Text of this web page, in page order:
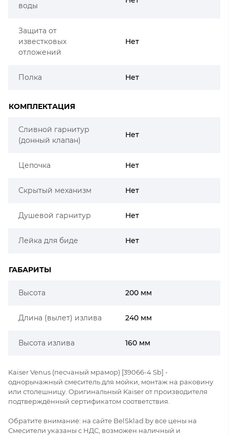
воды
Защита от
известковых
отложений
Нет
Полка Нет
КОМПЛЕКТАЦИЯ
Сливной гарнитур
(донный клапан)
Нет
Цепочка Нет
Скрытый механизм Нет
Душевой гарнитур Нет
Лейка для биде Нет
ГАБАРИТЫ
Высота 200 мм
Длина (вылет) излива 240 мм
Высота излива 160 мм
Kaiser Venus (песчаный мрамор) [39066-4 Sb] -
однорычажный смеситель для мойки, монтаж на раковину
или столешницу. Оригинальный Kaiser от производителя
подтверждённый сертификатом соответствия.
Обратите внимание: на сайте BelSklad.by все цены на
Смесители указаны с НДС, возможен наличный и